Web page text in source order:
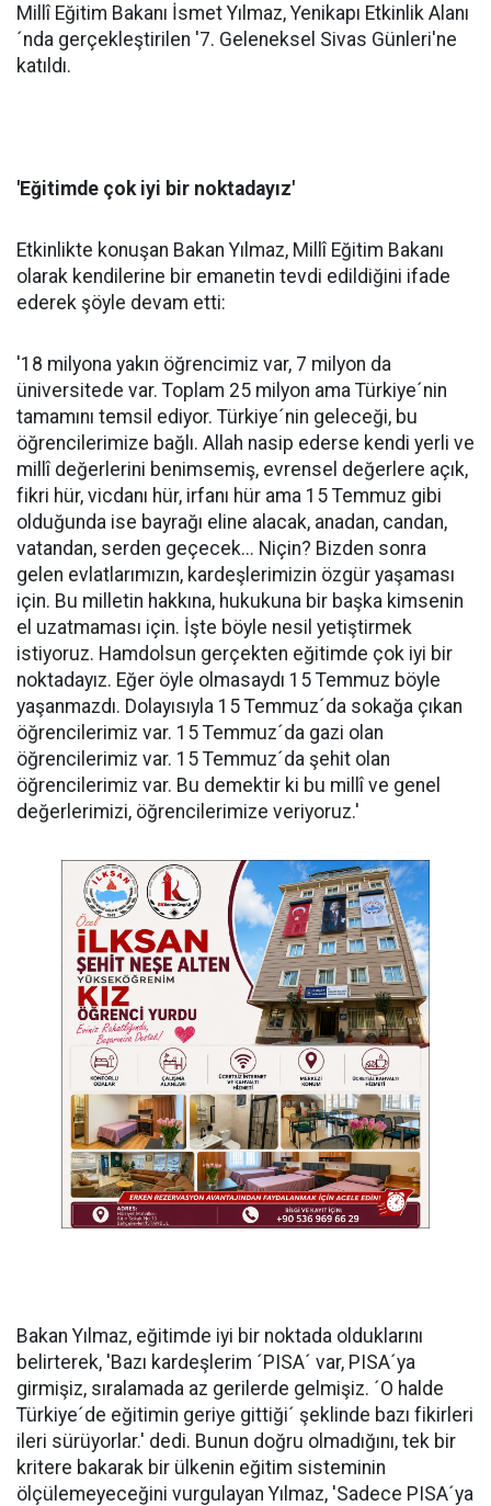
Millî Eğitim Bakanı İsmet Yılmaz, Yenikapı Etkinlik Alanı
´nda gerçekleştirilen '7. Geleneksel Sivas Günleri'ne
katıldı.
'Eğitimde çok iyi bir noktadayız'
Etkinlikte konuşan Bakan Yılmaz, Millî Eğitim Bakanı
olarak kendilerine bir emanetin tevdi edildiğini ifade
ederek şöyle devam etti:
'18 milyona yakın öğrencimiz var, 7 milyon da
üniversitede var. Toplam 25 milyon ama Türkiye´nin
tamamını temsil ediyor. Türkiye´nin geleceği, bu
öğrencilerimize bağlı. Allah nasip ederse kendi yerli ve
millî değerlerini benimsemiş, evrensel değerlere açık,
fikri hür, vicdanı hür, irfanı hür ama 15 Temmuz gibi
olduğunda ise bayrağı eline alacak, anadan, candan,
vatandan, serden geçecek... Niçin? Bizden sonra
gelen evlatlarımızın, kardeşlerimizin özgür yaşaması
için. Bu milletin hakkına, hukukuna bir başka kimsenin
el uzatmaması için. İşte böyle nesil yetiştirmek
istiyoruz. Hamdolsun gerçekten eğitimde çok iyi bir
noktadayız. Eğer öyle olmasaydı 15 Temmuz böyle
yaşanmazdı. Dolayısıyla 15 Temmuz´da sokağa çıkan
öğrencilerimiz var. 15 Temmuz´da gazi olan
öğrencilerimiz var. 15 Temmuz´da şehit olan
öğrencilerimiz var. Bu demektir ki bu millî ve genel
değerlerimizi, öğrencilerimize veriyoruz.'
Bakan Yılmaz, eğitimde iyi bir noktada olduklarını
belirterek, 'Bazı kardeşlerim ´PISA´ var, PISA´ya
girmişiz, sıralamada az gerilerde gelmişiz. ´O halde
Türkiye´de eğitimin geriye gittiği´ şeklinde bazı fikirleri
ileri sürüyorlar.' dedi. Bunun doğru olmadığını, tek bir
kritere bakarak bir ülkenin eğitim sisteminin
ölçülemeyeceğini vurgulayan Yılmaz, 'Sadece PISA´ya